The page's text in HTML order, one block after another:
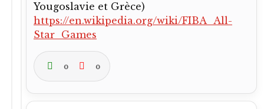
Yougoslavie et Grèce)
https://en.wikipedia.org/wiki/FIBA_All-
Star_Games
0 0